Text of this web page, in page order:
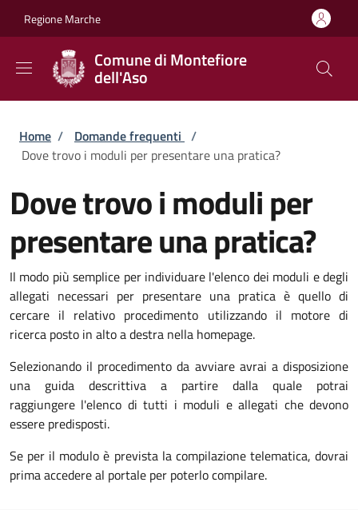
Regione Marche
Comune di Montefiore
dell'Aso
Briciole di pane
Home / Domande frequenti /
Dove trovo i moduli per presentare una pratica?
Dove trovo i moduli per
presentare una pratica?
Il modo più semplice per individuare l'elenco dei moduli e degli
allegati necessari per presentare una pratica è quello di
cercare il relativo procedimento utilizzando il motore di
ricerca posto in alto a destra nella homepage.
Selezionando il procedimento da avviare avrai a disposizione
una guida descrittiva a partire dalla quale potrai
raggiungere l'elenco di tutti i moduli e allegati che devono
essere predisposti.
Se per il modulo è prevista la compilazione telematica, dovrai
prima accedere al portale per poterlo compilare.